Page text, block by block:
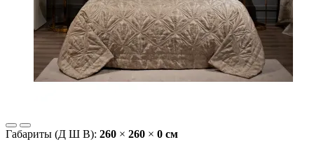
Габариты (Д Ш В): 260 × 260 × 0 cм